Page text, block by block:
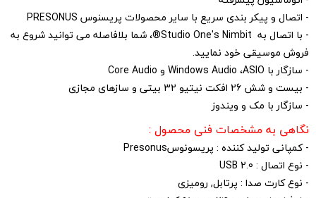
‏- اتصال و پیکر بندی سریع با سایر محصولات پریسنوس ‏PRESONUS‏ ‏
‏- با اتصال به ‏Studio One's Nimbit‏®، شما بلافاصله می توانید شروع به
فروش ‏موسیقی خود نمایید.‏
‏- سازگار با ‏ASIO، ‏Windows Audio‏ و ‏Core Audio
‏- بیست و شش 26 افکت نیتیو 32 بیتی و سازهای مجازی
‏- سازگار با مک و ویندوز
نگاهی به مشخصات فنی محصول :
- کمپانی تولید کننده : پریسونوسPresonus
- نوع اتصال : USB 2.0
- نوع کارت صدا : پرتابل, رومیزی